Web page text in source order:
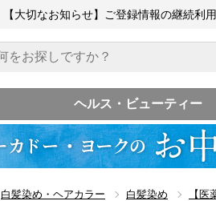
【大切なお知らせ】ご登録情報の継続利
ヘルス・ビューティー
白髪染め・ヘアカラー 白髪染め 【